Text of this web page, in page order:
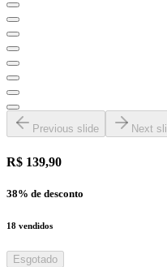
Previous slide Next
R$ 139,90
38% de desconto
18 vendidos
Esgotado